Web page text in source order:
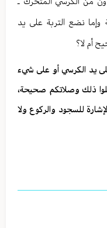
وإما نضع التربة على يد
أم لا؟
يد الكرسي أو على شيء
ذلك وصلاتكم صحيحة،
للسجود والركوع ولا